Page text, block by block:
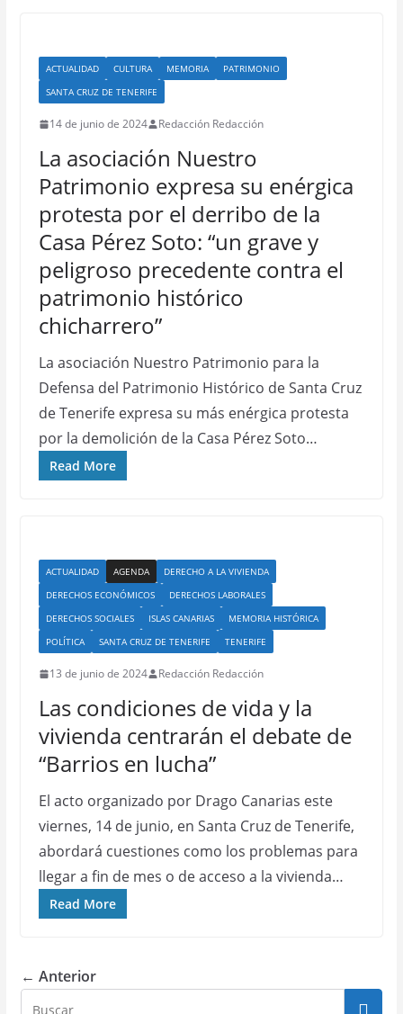
ACTUALIDAD CULTURA MEMORIA
PATRIMONIO
SANTA CRUZ DE TENERIFE
14 de junio de 2024 Redacción Redacción
La asociación Nuestro
Patrimonio expresa su enérgica
protesta por el derribo de la
Casa Pérez Soto: “un grave y
peligroso precedente contra el
patrimonio histórico
chicharrero”
La asociación Nuestro Patrimonio para la
Defensa del Patrimonio Histórico de Santa Cruz
de Tenerife expresa su más enérgica protesta
por la demolición de la Casa Pérez Soto…
Read More
ACTUALIDAD AGENDA
DERECHO A LA VIVIENDA
DERECHOS ECONÓMICOS
DERECHOS LABORALES
DERECHOS SOCIALES
ISLAS CANARIAS
MEMORIA HISTÓRICA
POLÍTICA
SANTA CRUZ DE TENERIFE TENERIFE
13 de junio de 2024 Redacción Redacción
Las condiciones de vida y la
vivienda centrarán el debate de
“Barrios en lucha”
El acto organizado por Drago Canarias este
viernes, 14 de junio, en Santa Cruz de Tenerife,
abordará cuestiones como los problemas para
llegar a fin de mes o de acceso a la vivienda…
Read More
← Anterior